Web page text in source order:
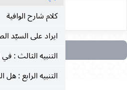
ايراد على السيّد الصدر
التنبيه الثالث : في اعتبار قطع القطاع
التنبيه الرابع : هل المعلوم اجمالا